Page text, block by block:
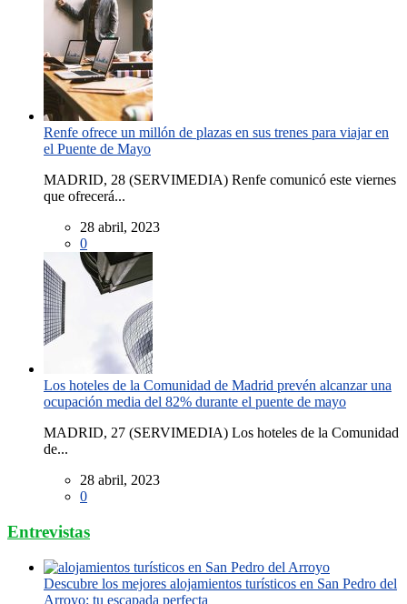
Renfe ofrece un millón de plazas en sus trenes para viajar en
el Puente de Mayo
MADRID, 28 (SERVIMEDIA) Renfe comunicó este viernes
que ofrecerá...
28 abril, 2023
0
Los hoteles de la Comunidad de Madrid prevén alcanzar una
ocupación media del 82% durante el puente de mayo
MADRID, 27 (SERVIMEDIA) Los hoteles de la Comunidad
de...
28 abril, 2023
0
Entrevistas
Descubre los mejores alojamientos turísticos en San Pedro del
Arroyo: tu escapada perfecta